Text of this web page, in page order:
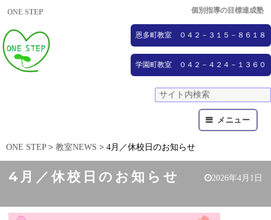
ONE STEP 個別指導の目標達成塾
恩多町教室 ０４２－３１５－８６１８
学園町教室 ０４２－４２４－１３６０
メニュー
ONE STEP> 教室NEWS > 4月／休校日のお知らせ
4月／休校日のお知らせ 2026年4月1日